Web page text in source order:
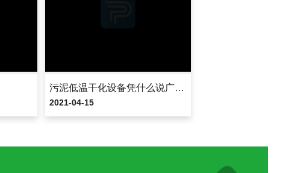
污泥低温干化设备凭什么说广东吉康好
2021-04-15